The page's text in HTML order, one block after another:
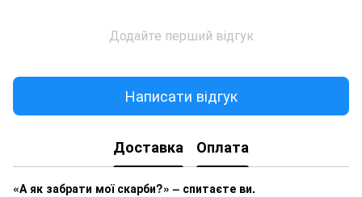
Додайте перший відгук
Написати відгук
Доставка Оплата
«А як забрати мої скарби?» – спитаєте ви.